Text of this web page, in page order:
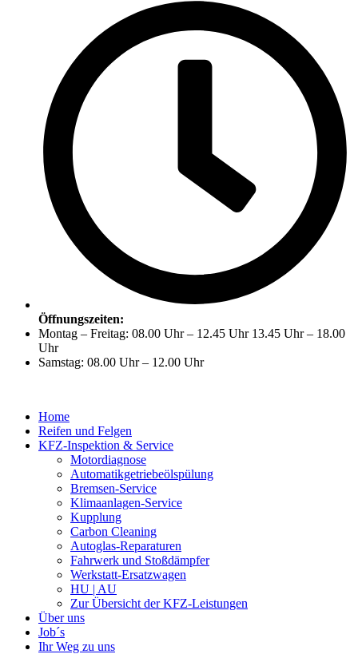
Öffnungszeiten:
Montag – Freitag: 08.00 Uhr – 12.45 Uhr 13.45 Uhr – 18.00
Uhr
Samstag: 08.00 Uhr – 12.00 Uhr
Home
Reifen und Felgen
KFZ-Inspektion & Service
Motordiagnose
Automatikgetriebeölspülung
Bremsen-Service
Klimaanlagen-Service
Kupplung
Carbon Cleaning
Autoglas-Reparaturen
Fahrwerk und Stoßdämpfer
Werkstatt-Ersatzwagen
HU | AU
Zur Übersicht der KFZ-Leistungen
Über uns
Job´s
Ihr Weg zu uns